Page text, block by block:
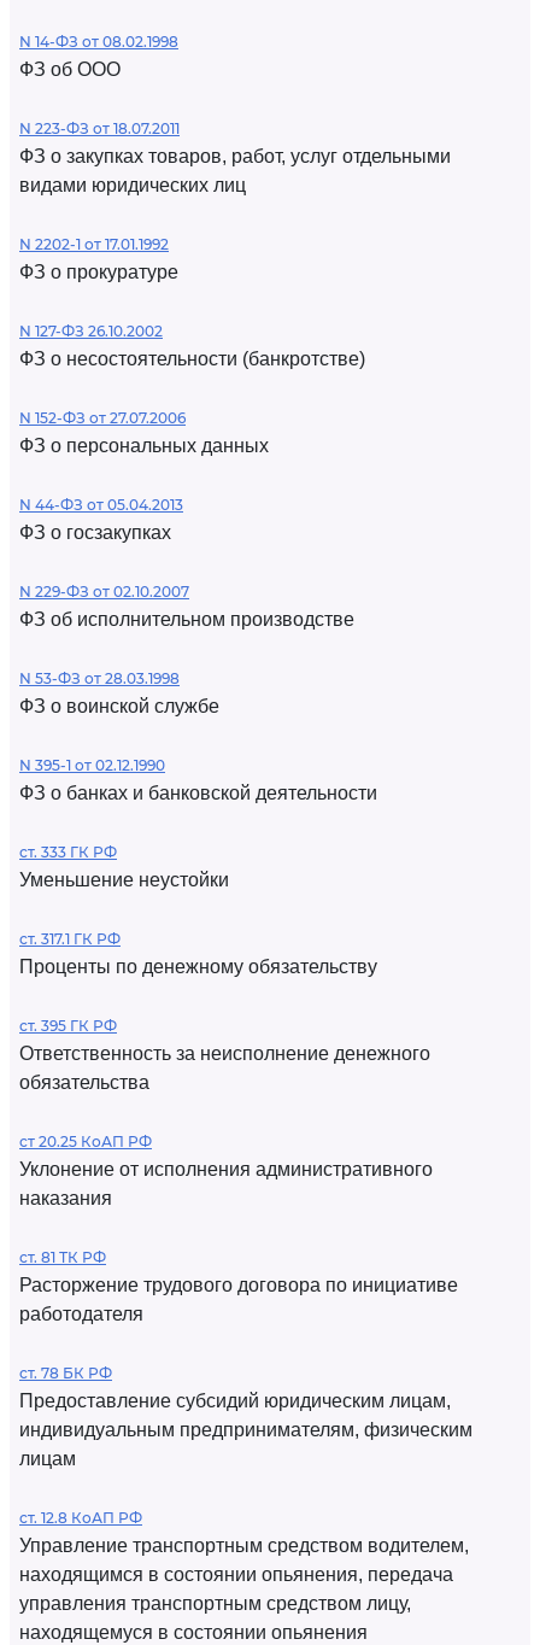
N 14-ФЗ от 08.02.1998
ФЗ об ООО
N 223-ФЗ от 18.07.2011
ФЗ о закупках товаров, работ, услуг отдельными
видами юридических лиц
N 2202-1 от 17.01.1992
ФЗ о прокуратуре
N 127-ФЗ 26.10.2002
ФЗ о несостоятельности (банкротстве)
N 152-ФЗ от 27.07.2006
ФЗ о персональных данных
N 44-ФЗ от 05.04.2013
ФЗ о госзакупках
N 229-ФЗ от 02.10.2007
ФЗ об исполнительном производстве
N 53-ФЗ от 28.03.1998
ФЗ о воинской службе
N 395-1 от 02.12.1990
ФЗ о банках и банковской деятельности
ст. 333 ГК РФ
Уменьшение неустойки
ст. 317.1 ГК РФ
Проценты по денежному обязательству
ст. 395 ГК РФ
Ответственность за неисполнение денежного
обязательства
ст 20.25 КоАП РФ
Уклонение от исполнения административного
наказания
ст. 81 ТК РФ
Расторжение трудового договора по инициативе
работодателя
ст. 78 БК РФ
Предоставление субсидий юридическим лицам,
индивидуальным предпринимателям, физическим
лицам
ст. 12.8 КоАП РФ
Управление транспортным средством водителем,
находящимся в состоянии опьянения, передача
управления транспортным средством лицу,
находящемуся в состоянии опьянения